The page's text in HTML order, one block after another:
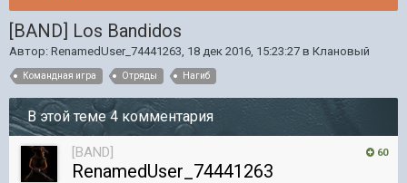
[BAND] Los Bandidos
Автор: RenamedUser_74441263, 18 дек 2016, 15:23:27 в Клановый
Командная игра Отряды Нагиб
В этой теме 4 комментария
60
[BAND]
RenamedUser_74441263